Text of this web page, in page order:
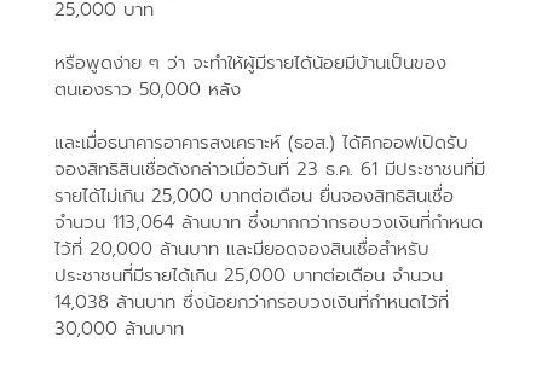
25,000 บาท
หรือพูดง่าย ๆ ว่า จะทำให้ผู้มีรายได้น้อยมีบ้านเป็นของ
ตนเองราว 50,000 หลัง
และเมื่อธนาคารอาคารสงเคราะห์ (ธอส.) ได้คิกออฟเปิดรับ
จองสิทธิสินเชื่อดังกล่าวเมื่อวันที่ 23 ธ.ค. 61 มีประชาชนที่มี
รายได้ไม่เกิน 25,000 บาทต่อเดือน ยื่นจองสิทธิสินเชื่อ
จำนวน 113,064 ล้านบาท ซึ่งมากกว่ากรอบวงเงินที่กำหนด
ไว้ที่ 20,000 ล้านบาท และมียอดจองสินเชื่อสำหรับ
ประชาชนที่มีรายได้เกิน 25,000 บาทต่อเดือน จำนวน
14,038 ล้านบาท ซึ่งน้อยกว่ากรอบวงเงินที่กำหนดไว้ที่
30,000 ล้านบาท